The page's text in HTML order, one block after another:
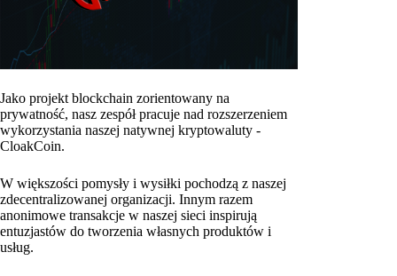
Jako projekt blockchain zorientowany na
prywatność, nasz zespół pracuje nad rozszerzeniem
wykorzystania naszej natywnej kryptowaluty -
CloakCoin.
W większości pomysły i wysiłki pochodzą z naszej
zdecentralizowanej organizacji. Innym razem
anonimowe transakcje w naszej sieci inspirują
entuzjastów do tworzenia własnych produktów i
usług.